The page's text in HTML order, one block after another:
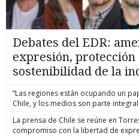
Debates del EDR:
expresión, protección
sostenibilidad de la
“Las regiones están ocupando un
Chile, y los medios son parte integral
La prensa de Chile se reúne en
compromiso con la libertad de